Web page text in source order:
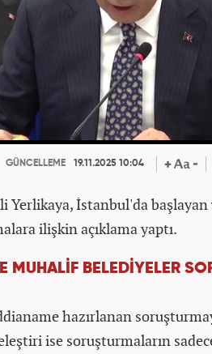
GÜNCELLEME 19.11.2025 10:04
Yerlikaya, İstanbul'da
ilişkin açıklama yaptı.
MUHALİF BELEDİYELER
hazırlanan
ise soruşturmaların